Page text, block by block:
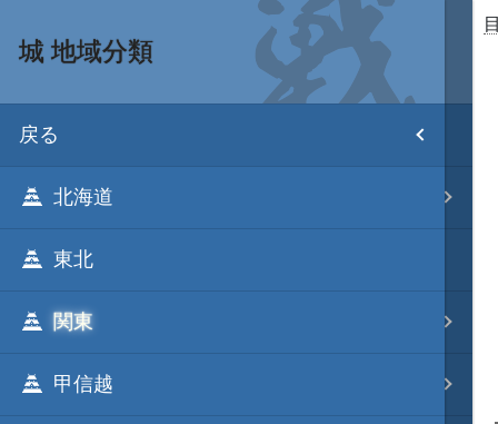
目次
武将 読み一覧
姫 読み一覧
家宝 分類一覧
城 地域分類
城 地域分類
戻る
北海道
東北
関東
甲信越